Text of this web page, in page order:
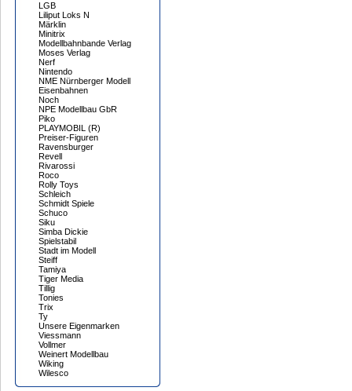
LGB
Liliput Loks N
Märklin
Minitrix
Modellbahnbande Verlag
Moses Verlag
Nerf
Nintendo
NME Nürnberger Modell
Eisenbahnen
Noch
NPE Modellbau GbR
Piko
PLAYMOBIL (R)
Preiser-Figuren
Ravensburger
Revell
Rivarossi
Roco
Rolly Toys
Schleich
Schmidt Spiele
Schuco
Siku
Simba Dickie
Spielstabil
Stadt im Modell
Steiff
Tamiya
Tiger Media
Tillig
Tonies
Trix
Ty
Unsere Eigenmarken
Viessmann
Vollmer
Weinert Modellbau
Wiking
Wilesco